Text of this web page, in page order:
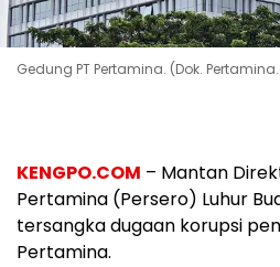
Gedung PT Pertamina. (Dok.
KENGPO.COM – Mantan
Pertamina (Persero) Luhur
tersangka dugaan korupsi
Pertamina.